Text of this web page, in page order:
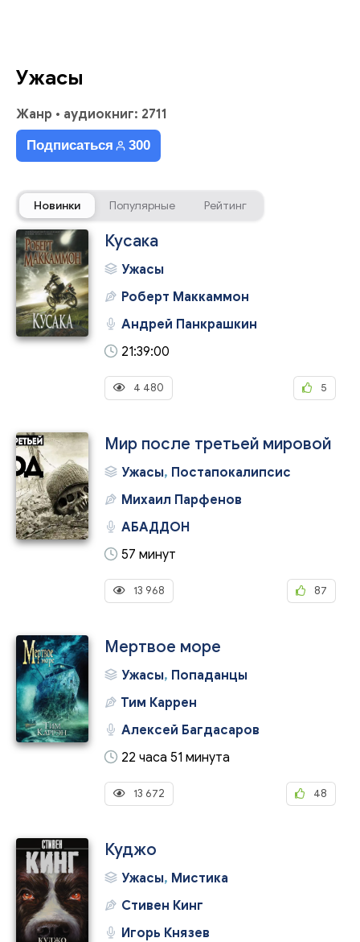
Ужасы
Жанр • аудиокниг: 2711
Подписаться 300
Новинки Популярные Рейтинг
Кусака
Ужасы
Роберт Маккаммон
Андрей Панкрашкин
21:39:00
4 480 5
Мир после третьей мировой
Ужасы, Постапокалипсис
Михаил Парфенов
АБАДДОН
57 минут
13 968 87
Мертвое море
Ужасы, Попаданцы
Тим Каррен
Алексей Багдасаров
22 часа 51 минута
13 672 48
Куджо
Ужасы, Мистика
Стивен Кинг
Игорь Князев